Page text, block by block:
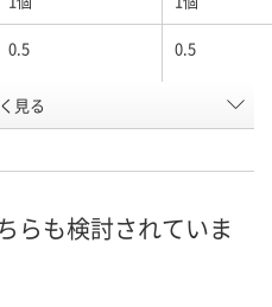
0.5 0.5
HE92523 HE92461
見る
らも検討されていま